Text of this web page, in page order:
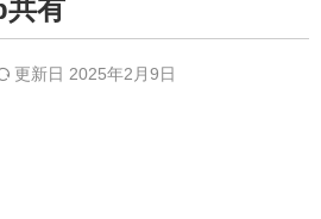
共有
更新日 2025年2月9日